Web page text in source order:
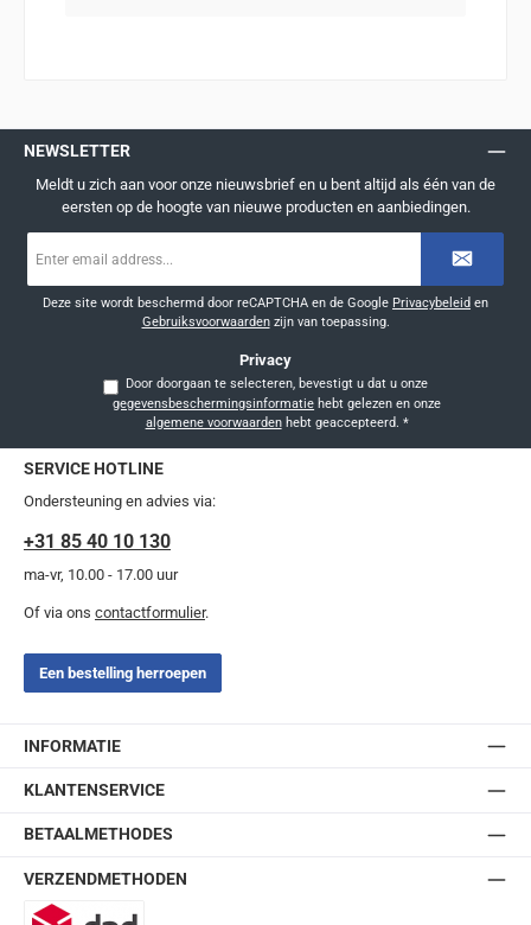
NEWSLETTER
Meldt u zich aan voor onze nieuwsbrief en u bent altijd als één van de
eersten op de hoogte van nieuwe producten en aanbiedingen.
mailadres
Deze site wordt beschermd door reCAPTCHA en de Google Privacybeleid en
Gebruiksvoorwaardenzijn van toepassing.
Privacy
Door doorgaan te selecteren, bevestigt u dat u onze
gegevensbeschermingsinformatie
algemene voorwaardenhebt geaccepteerd. *
SERVICE HOTLINE
Ondersteuning en advies via:
+31 85 40 10 130
ma-vr, 10.00 - 17.00 uur
Of via ons contactformulier.
Een bestelling herroepen
INFORMATIE
KLANTENSERVICE
BETAALMETHODES
VERZENDMETHODEN